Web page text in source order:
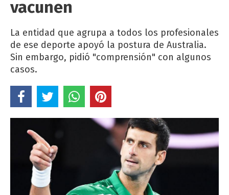
vacunen
La entidad que agrupa a todos los profesionales
de ese deporte apoyó la postura de Australia.
Sin embargo, pidió "comprensión" con algunos
casos.